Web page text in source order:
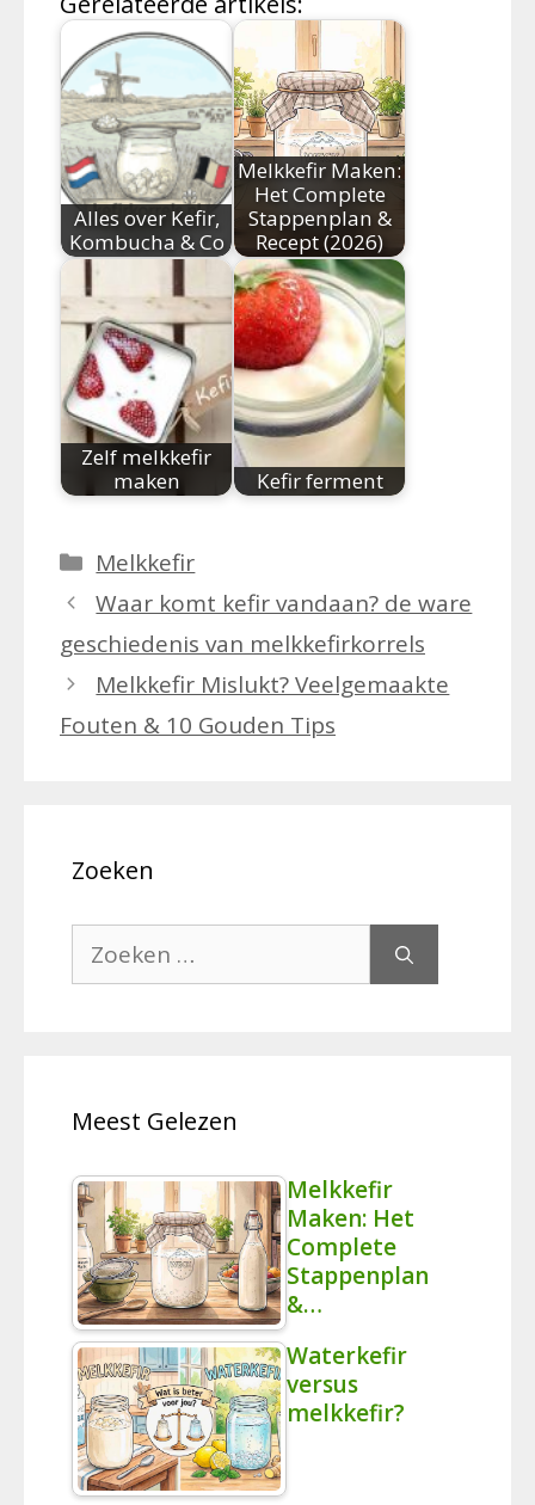
Alles over Kefir,
Kombucha & Co
Melkkefir Maken:
Het Complete
Stappenplan &
Recept (2026)
Zelf melkkefir
maken
Kefir ferment
Categorieën
Melkkefir
Waar komt kefir vandaan? de ware
geschiedenis van melkkefirkorrels
Melkkefir Mislukt? Veelgemaakte
Fouten & 10 Gouden Tips
Zoeken
Zoek
naar:
Meest Gelezen
Melkkefir
Maken: Het
Complete
Stappenplan
&…
Waterkefir
versus
melkkefir?